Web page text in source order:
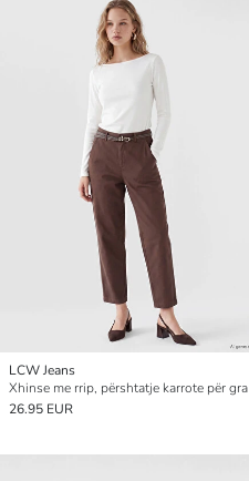
LCW Jeans
Xhinse me rrip, përshtatje karrote për gra
26.95 EUR